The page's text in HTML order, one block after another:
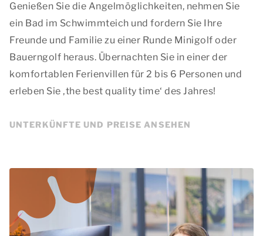
Genießen Sie die Angelmöglichkeiten, nehmen Sie
ein Bad im Schwimmteich und fordern Sie Ihre
Freunde und Familie zu einer Runde Minigolf oder
Bauerngolf heraus. Übernachten Sie in einer der
komfortablen Ferienvillen für 2 bis 6 Personen und
erleben Sie ‚the best quality time‘ des Jahres!
UNTERKÜNFTE UND PREISE ANSEHEN